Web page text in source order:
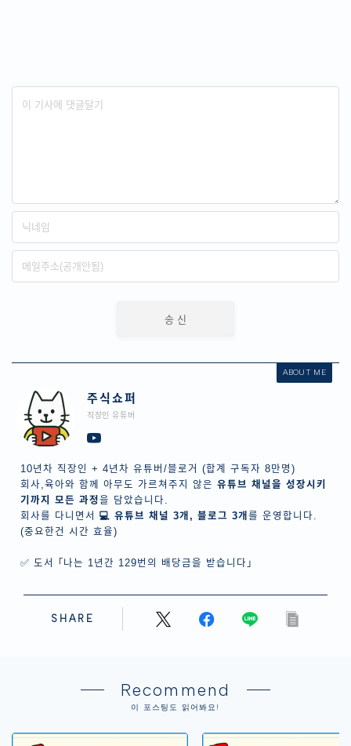
ABOUT ME
주식쇼퍼
직장인 유튜버
10년차 직장인 + 4년차 유튜버/블로거 (합계 구독자 8만명)
회사,육아와 함께 아무도 가르쳐주지 않은 유튜브 채널을 성장시키
기까지 모든 과정을 담았습니다.
회사를 다니면서 💻 유튜브 채널 3개, 블로그 3개 를 운영합니다.
(중요한건 시간 효율)
✅ 도서 ｢나는 1년간 129번의 배당금을 받습니다｣
SHARE
Recommend
이 포스팅도 읽어봐요!